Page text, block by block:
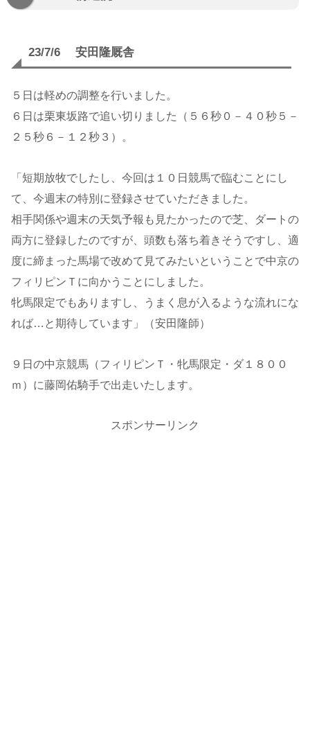
23/7/6 安田隆厩舎
５日は軽めの調整を行いました。
６日は栗東坂路で追い切りました（５６秒０－４０秒５－
２５秒６－１２秒３）。
「短期放牧でしたし、今回は１０日競馬で臨むことにし
て、今週末の特別に登録させていただきました。
相手関係や週末の天気予報も見たかったので芝、ダートの
両方に登録したのですが、頭数も落ち着きそうですし、適
度に締まった馬場で改めて見てみたいということで中京の
フィリピンＴに向かうことにしました。
牝馬限定でもありますし、うまく息が入るような流れにな
れば…と期待しています」（安田隆師）
９日の中京競馬（フィリピンＴ・牝馬限定・ダ１８００
ｍ）に藤岡佑騎手で出走いたします。
スポンサーリンク